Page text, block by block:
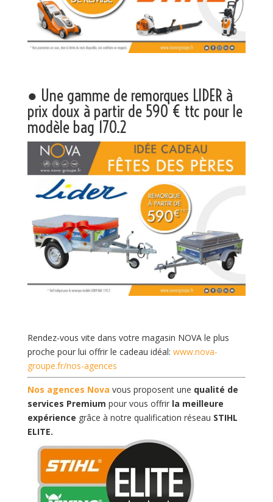
● Une gamme de remorques LIDER à
prix doux à partir de 590 € ttc pour le
modèle bag 170.2
Rendez-vous vite dans votre magasin NOVA le plus
proche pour lui offrir le cadeau idéal: www.nova-
groupe.fr/nos-agences
Nos agences Nova vous proposent une qualité de
services Premium pour vous offrir la meilleure
expérience grâce à notre qualification réseau STIHL
ELITE.